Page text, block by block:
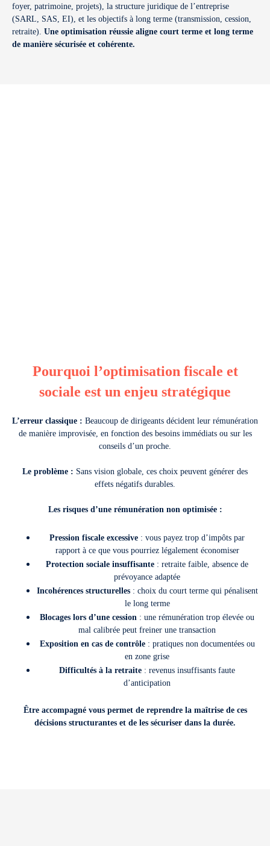
foyer, patrimoine, projets), la structure juridique de l’entreprise
(SARL, SAS, EI), et les objectifs à long terme (transmission, cession,
retraite). Une optimisation réussie aligne court terme et long terme
de manière sécurisée et cohérente.
Pourquoi l’optimisation fiscale et
sociale est un enjeu stratégique
L’erreur classique : Beaucoup de dirigeants décident leur rémunération
de manière improvisée, en fonction des besoins immédiats ou sur les
conseils d’un proche.
Le problème : Sans vision globale, ces choix peuvent générer des
effets négatifs durables.
Les risques d’une rémunération non optimisée :
Pression fiscale excessive : vous payez trop d’impôts par
rapport à ce que vous pourriez légalement économiser
Protection sociale insuffisante : retraite faible, absence de
prévoyance adaptée
Incohérences structurelles: choix du court terme qui pénalisent
le long terme
Blocages lors d’une cession : une rémunération trop élevée ou
mal calibrée peut freiner une transaction
Exposition en cas de contrôle: pratiques non documentées ou
en zone grise
Difficultés à la retraite : revenus insuffisants faute
d’anticipation
Être accompagné vous permet de reprendre la maîtrise de ces
décisions structurantes et de les sécuriser dans la durée.